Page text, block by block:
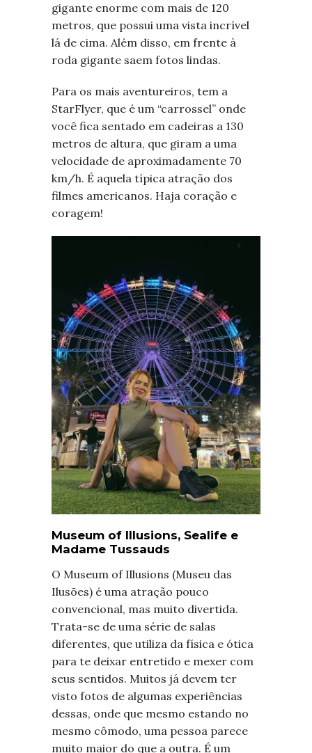
gigante enorme com mais de 120
metros, que possui uma vista incrível
lá de cima. Além disso, em frente à
roda gigante saem fotos lindas.
Para os mais aventureiros, tem a
StarFlyer, que é um “carrossel” onde
você fica sentado em cadeiras a 130
metros de altura, que giram a uma
velocidade de aproximadamente 70
km/h. É aquela típica atração dos
filmes americanos. Haja coração e
coragem!
Museum of Illusions, Sealife e
Madame Tussauds
O Museum of Illusions (Museu das
Ilusões) é uma atração pouco
convencional, mas muito divertida.
Trata-se de uma série de salas
diferentes, que utiliza da física e ótica
para te deixar entretido e mexer com
seus sentidos. Muitos já devem ter
visto fotos de algumas experiências
dessas, onde que mesmo estando no
mesmo cômodo, uma pessoa parece
muito maior do que a outra. É um